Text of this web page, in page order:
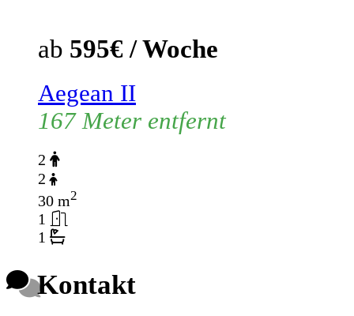
ab 595€ / Woche
Aegean II
167 Meter entfernt
2
2
30 m2
1
1
Kontakt